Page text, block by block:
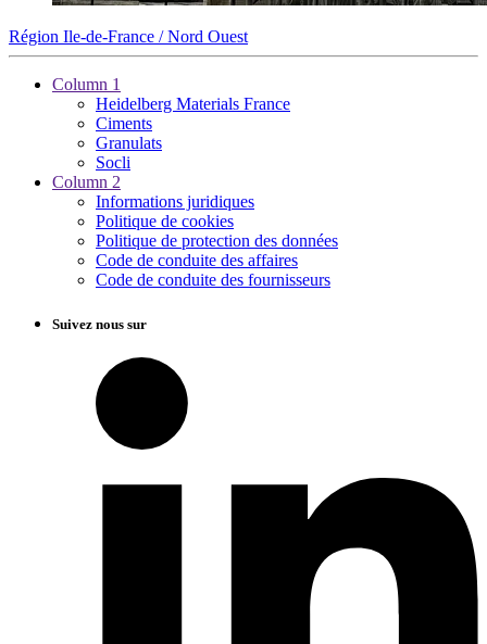
Région Ile-de-France / Nord Ouest
Column 1
Heidelberg Materials France
Ciments
Granulats
Socli
Column 2
Informations juridiques
Politique de cookies
Politique de protection des données
Code de conduite des affaires
Code de conduite des fournisseurs
Suivez nous sur